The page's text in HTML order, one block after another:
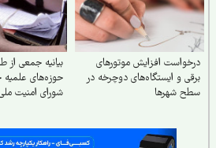
افزایش موتورهای
و ایستگاه‌های دوچرخه در
شهرها
بیانیه جمعی از طلاب و
حوزه‌های علمیه خطاب
شورای امنیت ملی و